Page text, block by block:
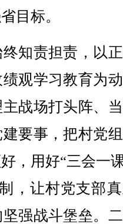
目标。
知责担责，以
观学习教育为
战场打头阵、
要事，把村党
，用好“三会一
，让村党支部
强战斗堡垒。